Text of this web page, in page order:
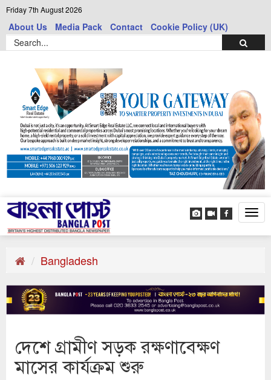
Friday 7th August 2026
About Us Media Pack Contact Cookie Policy (UK)
Bangladesh
দেশে গ্রামীণ সড়ক রক্ষণাবেক্ষণ
মাসের কার্যক্রম শুরু